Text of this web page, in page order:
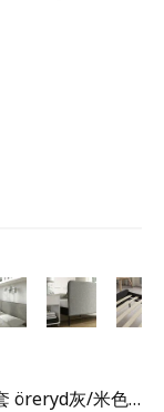
軟墊式床框，vissle深灰色/附床頭板布套 öreryd灰/米色，150x200 公分